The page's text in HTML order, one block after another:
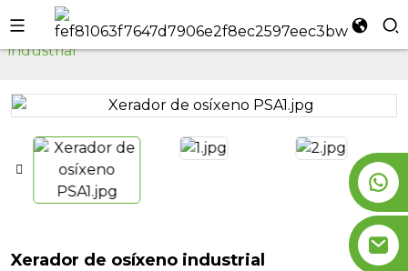
Inicio Xerador de osíxeno
Xerador de osíxeno
industrial
Xerador de osíxeno industrial